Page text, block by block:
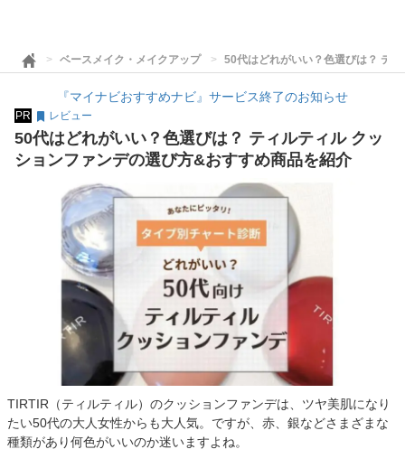
ベースメイク・メイクアップ 50代はどれがいい？色選びは？ テ
『マイナビおすすめナビ』サービス終了のお知らせ
PR レビュー
50代はどれがいい？色選びは？ ティルティル クッ
ションファンデの選び方&おすすめ商品を紹介
TIRTIR（ティルティル）のクッションファンデは、ツヤ美肌になり
たい50代の大人女性からも大人気。ですが、赤、銀などさまざまな
種類があり何色がいいのか迷いますよね。